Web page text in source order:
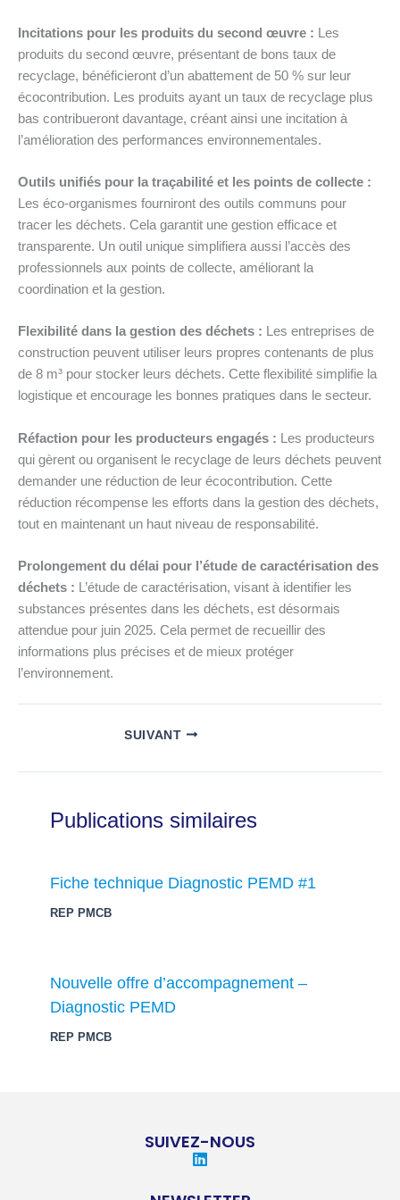
Incitations pour les produits du second œuvre : Les
produits du second œuvre, présentant de bons taux de
recyclage, bénéficieront d’un abattement de 50 % sur leur
écocontribution. Les produits ayant un taux de recyclage plus
bas contribueront davantage, créant ainsi une incitation à
l’amélioration des performances environnementales.
Outils unifiés pour la traçabilité et les points de collecte :
Les éco-organismes fourniront des outils communs pour
tracer les déchets. Cela garantit une gestion efficace et
transparente. Un outil unique simplifiera aussi l’accès des
professionnels aux points de collecte, améliorant la
coordination et la gestion.
Flexibilité dans la gestion des déchets : Les entreprises de
construction peuvent utiliser leurs propres contenants de plus
de 8 m³ pour stocker leurs déchets. Cette flexibilité simplifie la
logistique et encourage les bonnes pratiques dans le secteur.
Réfaction pour les producteurs engagés : Les producteurs
qui gèrent ou organisent le recyclage de leurs déchets peuvent
demander une réduction de leur écocontribution. Cette
réduction récompense les efforts dans la gestion des déchets,
tout en maintenant un haut niveau de responsabilité.
Prolongement du délai pour l’étude de caractérisation des
déchets : L’étude de caractérisation, visant à identifier les
substances présentes dans les déchets, est désormais
attendue pour juin 2025. Cela permet de recueillir des
informations plus précises et de mieux protéger
l’environnement.
SUIVANT
Publications similaires
Fiche technique Diagnostic PEMD #1
REP PMCB
Nouvelle offre d’accompagnement –
Diagnostic PEMD
REP PMCB
SUIVEZ-NOUS
L